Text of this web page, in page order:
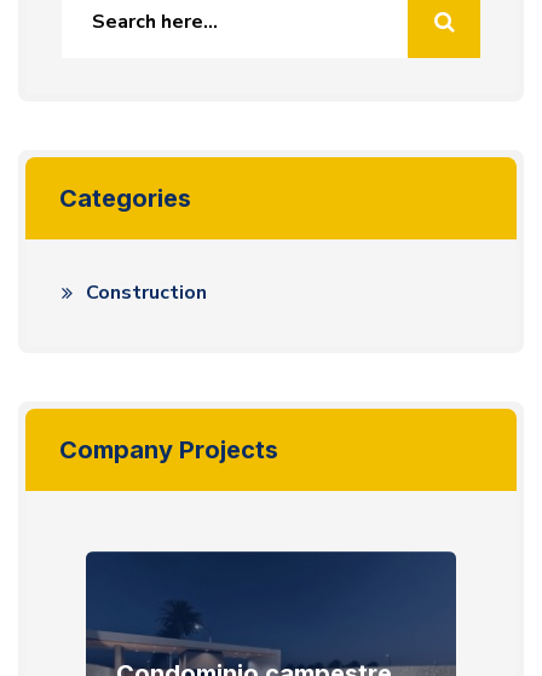
Categories
Construction
Company Projects